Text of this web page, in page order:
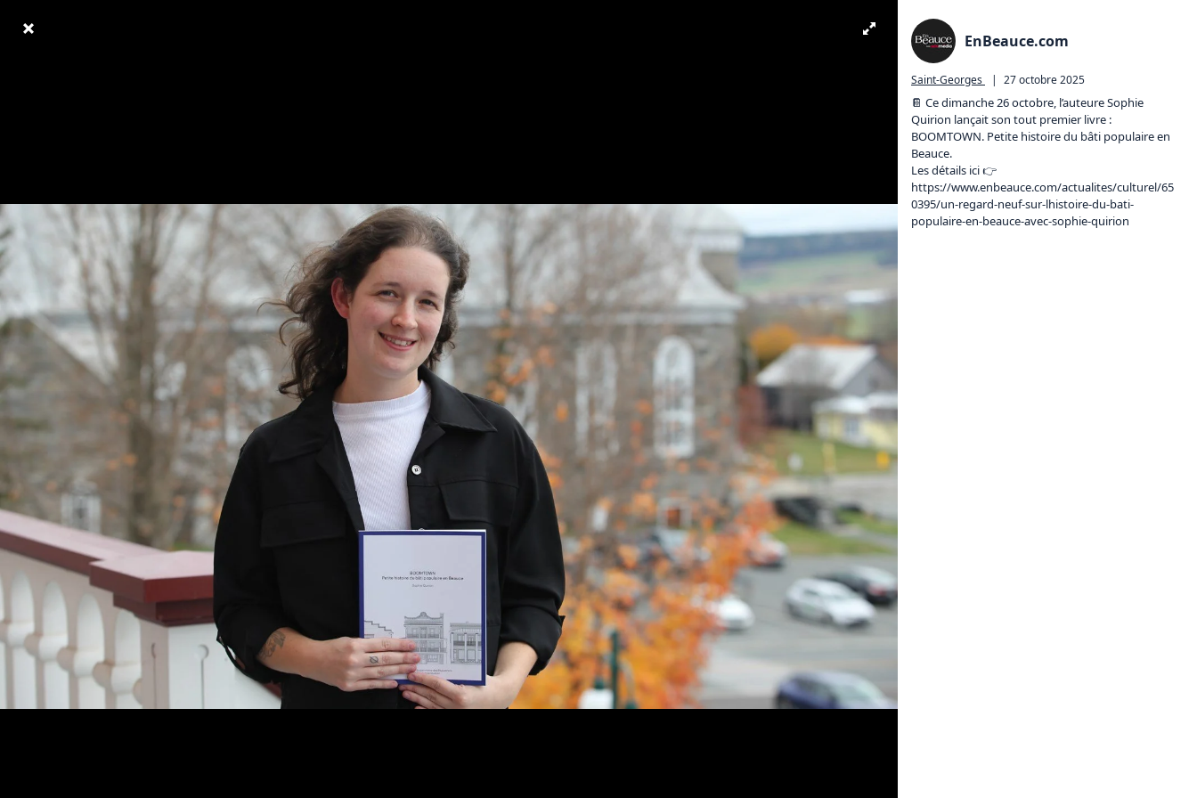
EnBeauce.com
Saint-Georges | 27 octobre 2025
📔 Ce dimanche 26 octobre, l’auteure Sophie
Quirion lançait son tout premier livre :
BOOMTOWN. Petite histoire du bâti populaire en
Beauce.
Les détails ici 👉️
https://www.enbeauce.com/actualites/culturel/65
0395/un-regard-neuf-sur-lhistoire-du-bati-
populaire-en-beauce-avec-sophie-quirion